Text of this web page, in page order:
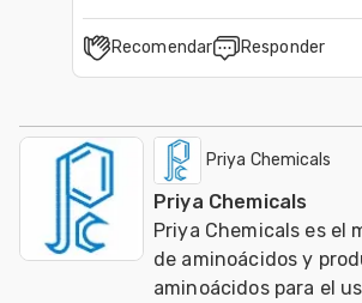
Recomendar Responder
Priya Chemicals
Priya Chemicals
Priya Chemicals es el
de aminoácidos y
aminoácidos para el